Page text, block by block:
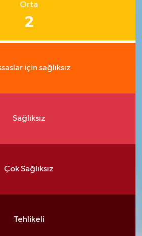
Orta
2
için sağlıksız
Sağlıksız
Çok Sağlıksız
Tehlikeli